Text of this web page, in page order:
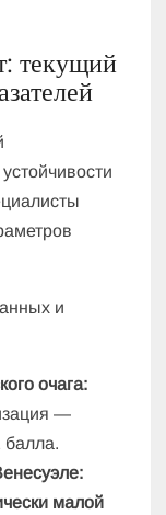
текущий
и
очага:
—
малой